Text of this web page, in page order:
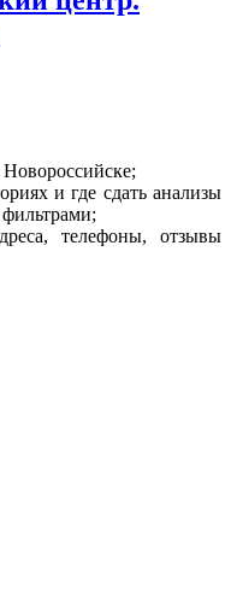
и где сдать анализы
телефоны, отзывы